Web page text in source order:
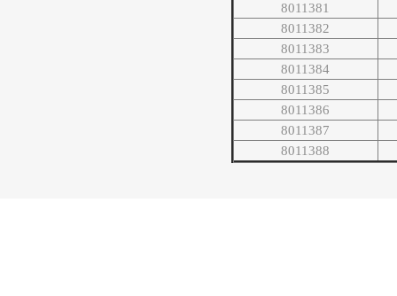
8011381
8011382
8011383
8011384
8011385
8011386
8011387
8011388